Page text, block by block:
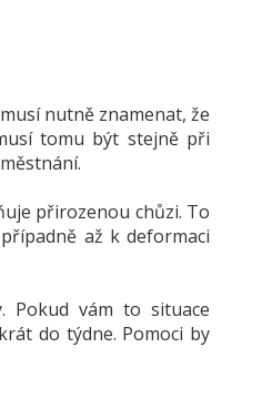
nutně znamenat, že
tomu být stejně při
přirozenou chůzi. To
až k deformaci
Pokud vám to situace
do týdne. Pomoci by